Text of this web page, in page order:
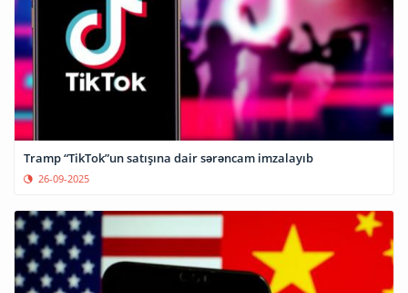
Tramp “TikTok”un satışına dair sərəncam imzalayıb
26-09-2025